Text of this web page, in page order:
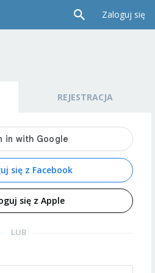
Zaloguj się
REJESTRACJA
się z Facebook
się z Apple
LUB